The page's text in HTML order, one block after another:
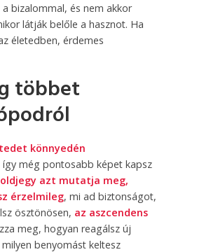
a bizalommal, és nem akkor
látják belőle a hasznot. Ha
életedben, érdemes
többet
könnyedén
így még pontosabb képet kapsz
azt mutatja meg,
érzelmileg, mi ad biztonságot,
ösztönösen, az aszcendens
meg, hogyan reagálsz új
benyomást keltesz